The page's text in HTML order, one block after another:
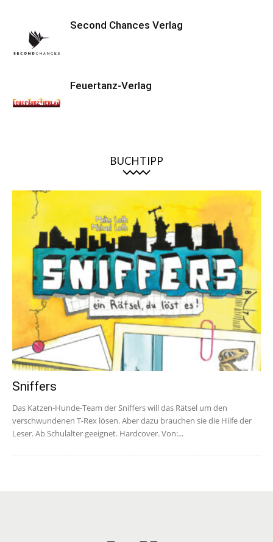
Second Chances Verlag
Feuertanz-Verlag
BUCHTIPP
Sniffers
Das Katzen-Hunde-Team der Sniffers will das Rätsel um den
verschwundenen T-Rex lösen. Aber dazu brauchen sie die Hilfe der
Leser. Ab Schulalter geeignet. Hardcover. Von:...